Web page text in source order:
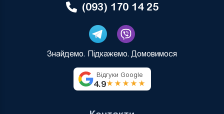
(093) 170 14 25
Знайдемо. Підкажемо. Домовимося
Відгуки Google
4.9★★★★★